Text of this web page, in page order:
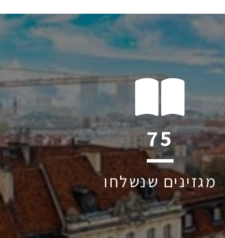
114
מגזינים שנשלחו